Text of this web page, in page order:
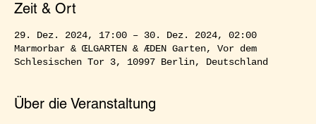
Zeit & Ort
29. Dez. 2024, 17:00 – 30. Dez. 2024, 02:00
Marmorbar & ŒLGARTEN & ÆDEN Garten, Vor dem
Schlesischen Tor 3, 10997 Berlin, Deutschland
Über die Veranstaltung